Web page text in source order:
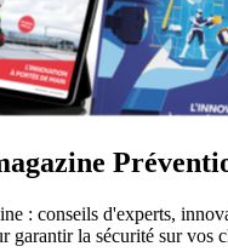
: conseils d'experts,
garantir la sécurité sur vos